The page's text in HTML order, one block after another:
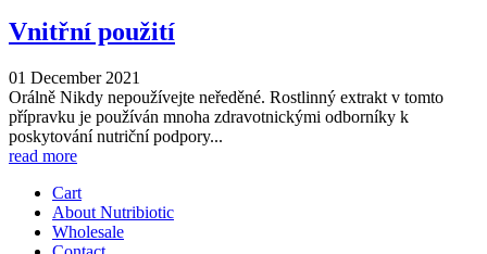
Vnitřní použití
01 December 2021
Orálně Nikdy nepoužívejte neředěné. Rostlinný extrakt v tomto
přípravku je používán mnoha zdravotnickými odborníky k
poskytování nutriční podpory...
read more
Cart
About Nutribiotic
Wholesale